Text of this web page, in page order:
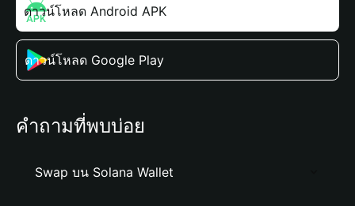
ดาวน์โหลด Android APK
ดาวน์โหลด Google Play
คำถามที่พบบ่อย
Swap บน Solana Wallet